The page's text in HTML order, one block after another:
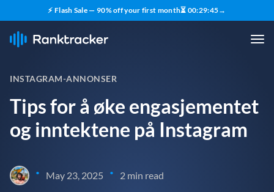
⚡ Flash Sale — 90% off your first month⏳ 00:29:45→
INSTAGRAM-ANNONSER
Tips for å øke engasjementet
og inntektene på Instagram
• May 23, 2025 • 2 min read